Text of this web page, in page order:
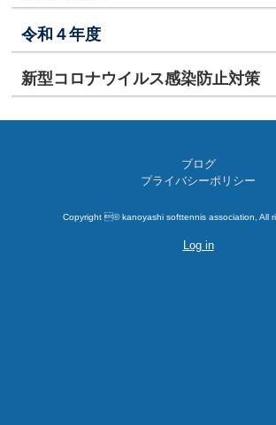
令和４年度
新型コロナウイルス感染防止対策
ブログ
プライバシーポリシー
Copyright © kanoyashi softtennis association, All
Log in